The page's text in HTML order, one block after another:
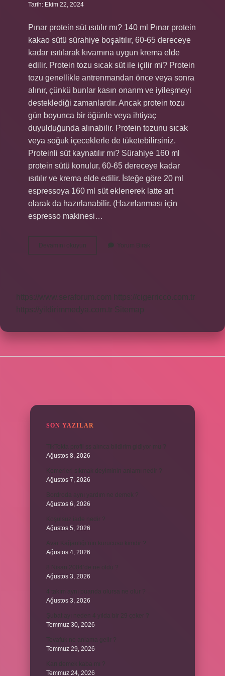
Tarih: Ekim 22, 2024
Pınar protein süt ısıtılır mı? 140 ml Pınar protein
kakao sütü sürahiye boşaltılır, 60-65 dereceye
kadar ısıtılarak kıvamına uygun krema elde
edilir. Protein tozu sıcak süt ile içilir mi? Protein
tozu genellikle antrenmandan önce veya sonra
alınır, çünkü bunlar kasın onarım ve iyileşmeyi
desteklediği zamanlardır. Ancak protein tozu
gün boyunca bir öğünle veya ihtiyaç
duyulduğunda alınabilir. Protein tozunu sıcak
veya soğuk içeceklerle de tüketebilirsiniz.
Proteinli süt kaynatılır mı? Sürahiye 160 ml
protein sütü konulur, 60-65 dereceye kadar
ısıtılır ve krema elde edilir. İsteğe göre 20 ml
espressoya 160 ml süt eklenerek latte art
olarak da hazırlanabilir. (Hazırlanması için
espresso makinesi…
Devamını okuyun
Protein
Yorum Bırak
https://www.seraforum.com https://cigerricco.com.tr
https://yildirimmedya.com.tr Sitemap
SON YAZILAR
TikTokta profil ss alınca bildirim gidiyor mu ?
Ağustos 8, 2026
Kemerleri sıkmak deyiminin anlamı nedir ?
Ağustos 7, 2026
Bordroda aynı yardım ne demek ?
Ağustos 6, 2026
Koşulsuz iade nedir ?
Ağustos 5, 2026
Avar Kağanlığı’nın kurucusu kimdir ?
Ağustos 4, 2026
8 Nisan 2004’de ne oldu ?
Ağustos 3, 2026
4 takım aynı puanda olursa ne olur ?
Ağustos 3, 2026
Şubat ayı neden 4 yılda bir 29 çeker ?
Temmuz 30, 2026
Tevafuk ne anlama gelir ?
Temmuz 29, 2026
Karı demek kaba mı ?
Temmuz 24, 2026